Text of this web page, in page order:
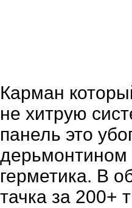
Карман
не хитрую
панель это
дерьмонтином
герметика. В
тачка за 200+